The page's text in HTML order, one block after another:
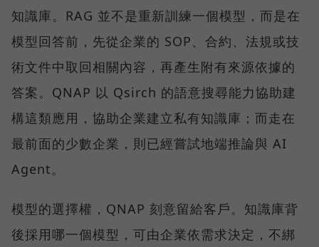
知識庫。RAG 並不是重新訓練一個模型，而是在
模型回答前，先從企業的 SOP、合約、法規或技
術文件中取回相關內容，再產生附有來源依據的
答案。QNAP 以 Qsirch 的語意搜尋能力協助建
構這類應用，協助企業建立私有知識庫；而走在
最前面的少數企業，則已經嘗試地端推論與 AI
Agent。
模型的選擇權，QNAP 刻意留給客戶。知識庫背
後採用哪一個模型，可由企業依需求決定，不綁